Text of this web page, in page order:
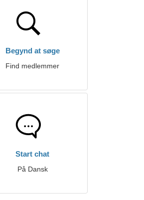
Begynd at søge
Find medlemmer
Start chat
På Dansk